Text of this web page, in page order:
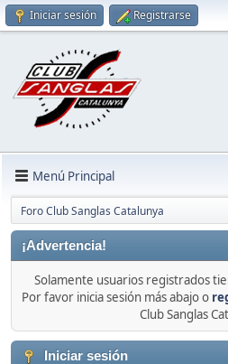
Iniciar sesión Registrarse
Menú Principal
Foro Club Sanglas Catalunya
¡Advertencia!
Solamente usuarios registrados
Por favor inicia sesión más abajo o
Club Sanglas
Iniciar sesión